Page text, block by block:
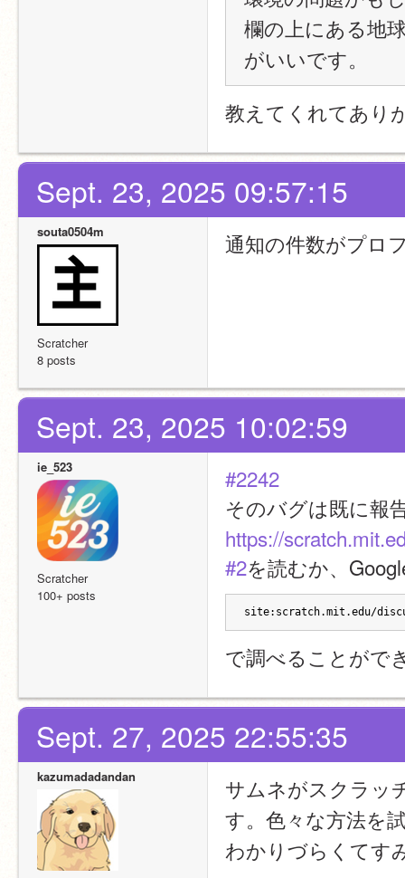
欄の上にある地
がいいです。
教えてくれてあり
Sept. 23, 2025 09:57:15
souta0504m
Scratcher
8 posts
通知の件数がプロ
Sept. 23, 2025 10:02:59
ie_523
Scratcher
100+ posts
#2242
そのバグは既に報
https://
#2を読むか、
site:scratch.mit.edu/
で調べることがで
Sept. 27, 2025 22:55:35
kazumadadandan
サムネがスクラッ
す。色々な方法を
わかりづらくてす